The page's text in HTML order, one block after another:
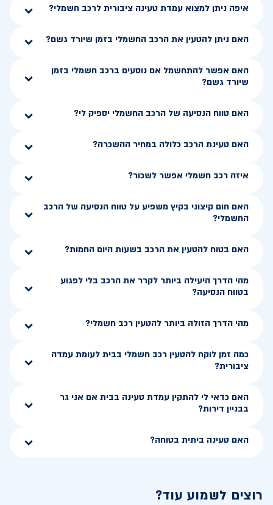
איפה ניתן למצוא עמדת טעינה ציבורית לרכב חשמלי?
האם ניתן להטעין את הרכב החשמלי בזמן שיורד גשם?
האם אפשר להתחשמל אם נוסעים ברכב חשמלי בזמן
שיורד גשם?
האם טווח הנסיעה של הרכב החשמלי יספיק לי?
האם טעינת הרכב כלולה במחיר ההשכרה?
איזה רכב חשמלי אפשר לשכור?
האם חום קיצוני בקיץ משפיע על טווח הנסיעה של הרכב
החשמלי?
האם בטוח להטעין את הרכב בשעות היום החמות?
מהי הדרך היעילה ביותר לקרר את הרכב בלי לפגוע
בטווח הנסיעה?
מהי הדרך הזולה ביותר להטעין רכב חשמלי?
כמה זמן לוקח להטעין רכב חשמלי בבית לעומת עמדה
ציבורית?
האם כדאי לי להתקין עמדת טעינה בבית אם אני גר
בבניין דירות?
האם טעינה ביתית בטוחה?
רוצים לשמוע עוד?